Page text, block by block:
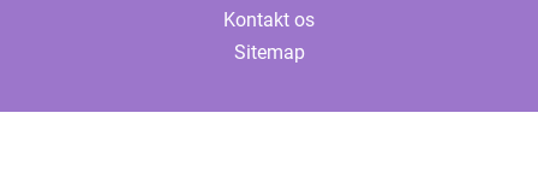
Kontakt os
Sitemap